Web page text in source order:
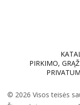
PIRKIMO,
© 2026 Visos teisės